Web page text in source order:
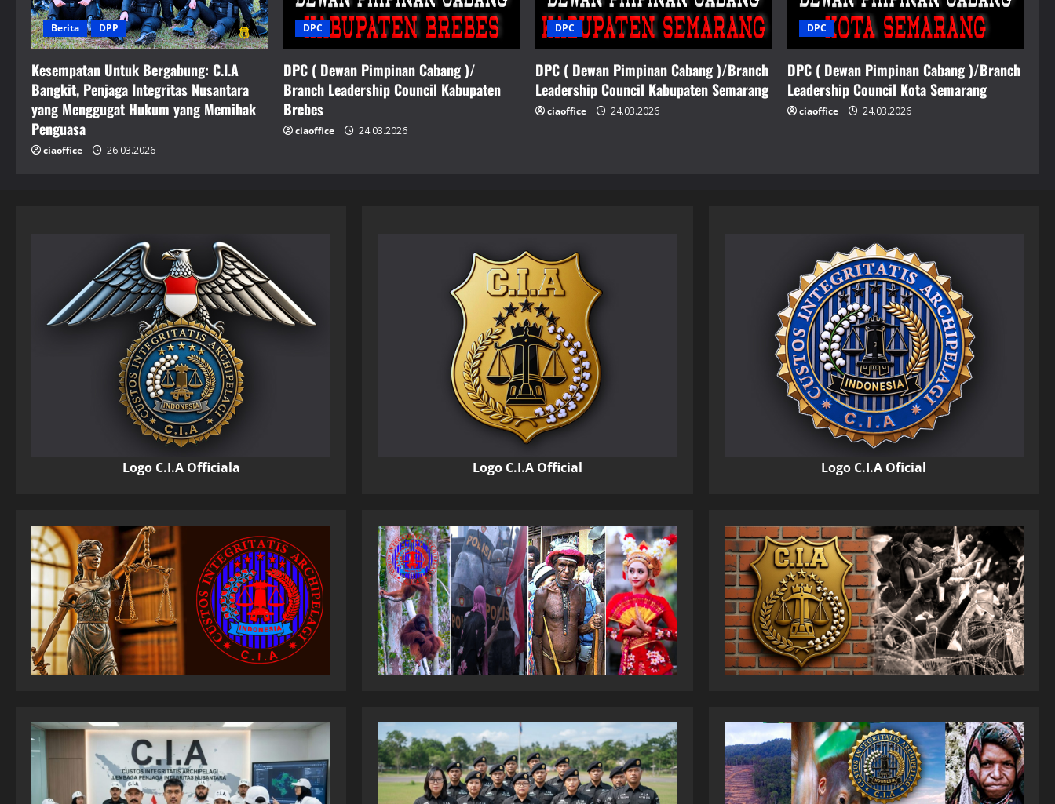
Berita DPP
Kesempatan Untuk Bergabung: C.I.A
Bangkit, Penjaga Integritas Nusantara
yang Menggugat Hukum yang Memihak
Penguasa
ciaoffice 26.03.2026
DPC
DPC ( Dewan Pimpinan Cabang )/
Branch Leadership Council Kabupaten
Brebes
ciaoffice 24.03.2026
DPC
DPC ( Dewan Pimpinan Cabang )/Branch
Leadership Council Kabupaten Semarang
ciaoffice 24.03.2026
DPC
DPC ( Dewan Pimpinan Cabang )/Branch
Leadership Council Kota Semarang
ciaoffice 24.03.2026
Logo C.I.A Officiala Logo C.I.A Official Logo C.I.A Oficial